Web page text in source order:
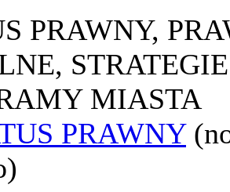
PRAWNY,
MIASTA
PRAWNY